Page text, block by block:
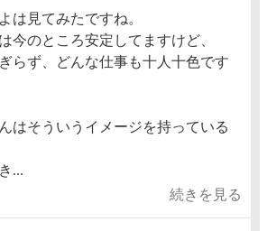
は見てみたですね。
今のところ安定してますけど、
らず、どんな仕事も十人十色です
はそういうイメージを持っている
...
続きを見る